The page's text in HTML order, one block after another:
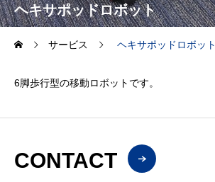
ヘキサポッドロボット
サービス ヘキサポッドロボット
6脚歩行型の移動ロボットです。
CONTACT